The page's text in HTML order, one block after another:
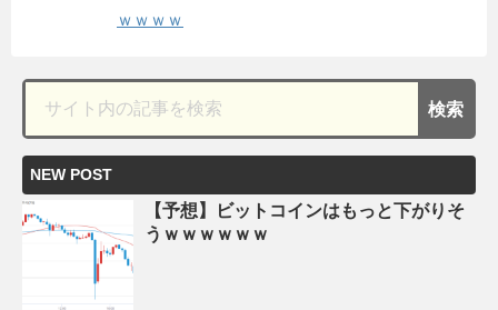
ｗｗｗｗ
NEW POST
【予想】ビットコインはもっと下がりそ
うｗｗｗｗｗｗ